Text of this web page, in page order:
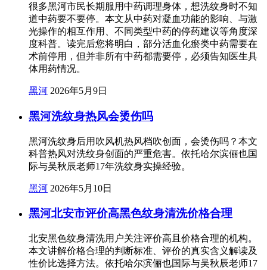
很多黑河市民长期服用中药调理身体，想洗纹身时不知
道中药要不要停。本文从中药对凝血功能的影响、与激
光操作的相互作用、不同类型中药的停药建议等角度深
度科普。读完后您将明白，部分活血化瘀类中药需要在
术前停用，但并非所有中药都需要停，必须告知医生具
体用药情况。
黑河 2026年5月9日
黑河洗纹身热风会烫伤吗
黑河洗纹身后用吹风机热风档吹创面，会烫伤吗？本文
科普热风对洗纹身创面的严重危害。依托哈尔滨俪也国
际与吴秋辰老师17年洗纹身实操经验。
黑河 2026年5月10日
黑河北安市评价高黑色纹身清洗价格合理
北安黑色纹身清洗用户关注评价高且价格合理的机构。
本文讲解价格合理的判断标准、评价的真实含义解读及
性价比选择方法。依托哈尔滨俪也国际与吴秋辰老师17